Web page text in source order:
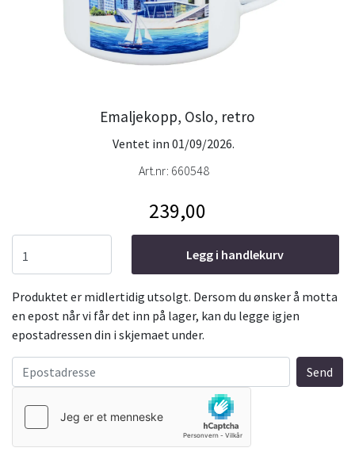
Emaljekopp, Oslo, retro
Ventet inn 01/09/2026.
Art.nr: 660548
239,00
Legg i handlekurv
Produktet er midlertidig utsolgt. Dersom du ønsker å motta
en epost når vi får det inn på lager, kan du legge igjen
epostadressen din i skjemaet under.